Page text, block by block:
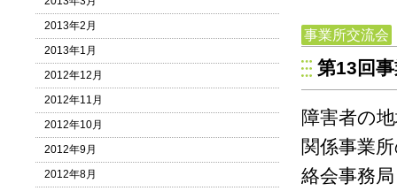
事業所交流会
第13回
障害者の
関係事業
絡会事務
2013年2月
2013年1月
2012年12月
2012年11月
2012年10月
2012年9月
2012年8月